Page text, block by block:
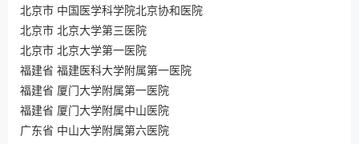
北京市 中国医学科学院北京协和医院
北京市 北京大学第三医院
北京市 北京大学第一医院
福建省 福建医科大学附属第一医院
福建省 厦门大学附属第一医院
福建省 厦门大学附属中山医院
广东省 中山大学附属第六医院